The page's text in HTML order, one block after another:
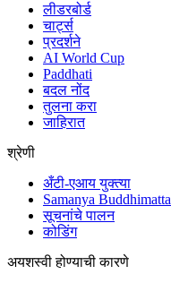
लीडरबोर्ड
चार्ट्स
प्रदर्शने
AI World Cup
Paddhati
बदल नोंद
तुलना करा
जाहिरात
श्रेणी
अँटी-एआय युक्त्या
Samanya Buddhimatta
सूचनांचे पालन
कोडिंग
अयशस्वी होण्याची कारणे